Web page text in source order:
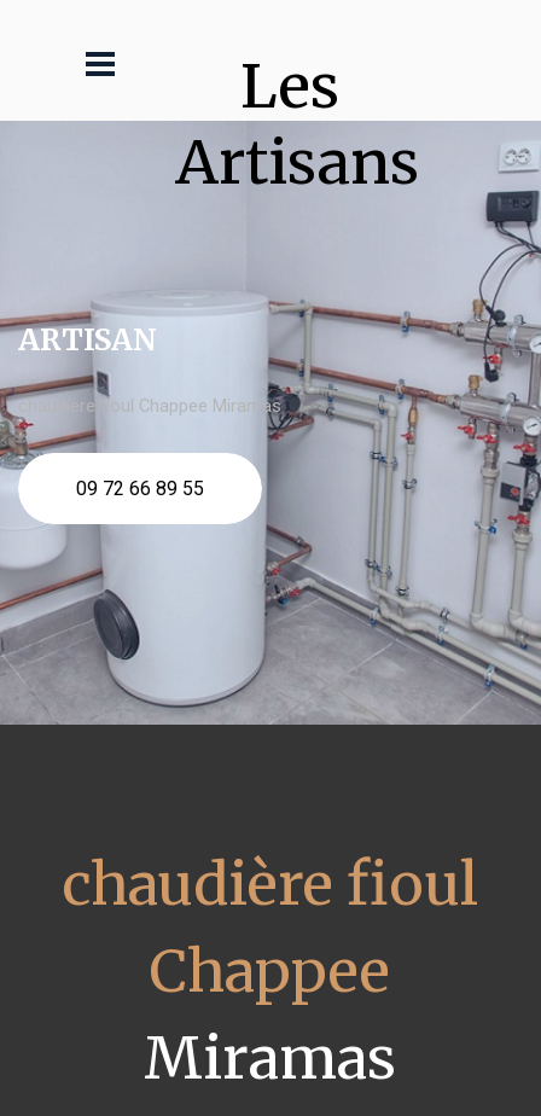
Les
Artisans
ARTISAN
chaudière fioul Chappee Miramas
09 72 66 89 55
chaudière fioul
Chappee
Miramas